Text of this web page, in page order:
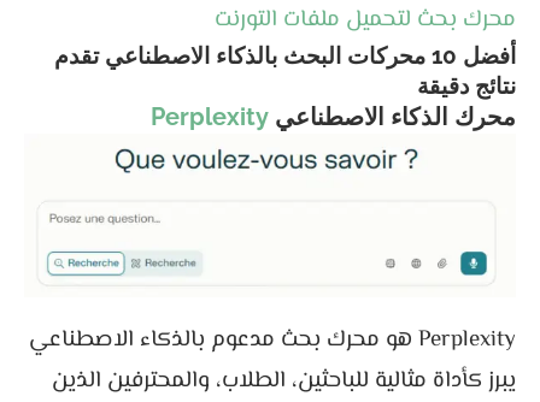
محرك بحث لتحميل ملفات التورنت
أفضل 10 محركات البحث بالذكاء الاصطناعي تقدم
نتائج دقيقة
محرك الذكاء الاصطناعي Perplexity
Perplexity هو محرك بحث مدعوم بالذكاء الاصطناعي
يبرز كأداة مثالية للباحثين، الطلاب، والمحترفين الذين